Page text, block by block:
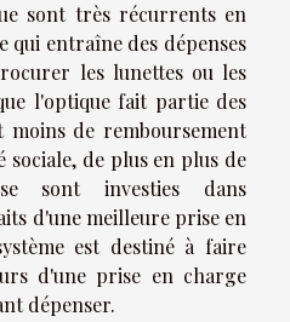
sont très récurrents en
qui entraîne des dépenses
les lunettes ou les
l'optique fait partie des
moins de remboursement
de plus en plus de
sont investies dans
d'une meilleure prise en
est destiné à faire
d'une prise en charge
dépenser.